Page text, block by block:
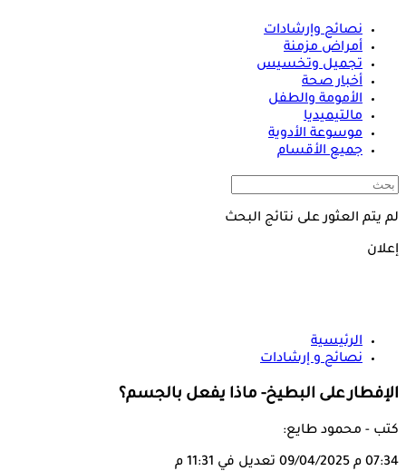
نصائح وإرشادات
أمراض مزمنة
تجميل وتخسيس
أخبار صحة
الأمومة والطفل
مالتيميديا
موسوعة الأدوية
جميع الأقسام
لم يتم العثور على نتائج البحث
إعلان
الرئيسية
نصائح و إرشادات
الإفطار على البطيخ- ماذا يفعل بالجسم؟
كتب - محمود طايع:
07:34 م 09/04/2025 تعديل في 11:31 م